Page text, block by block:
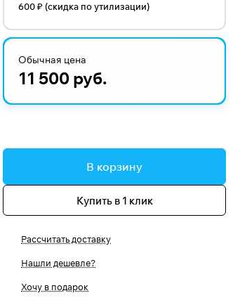
600 ₽ (скидка по утилизации)
Обычная цена
11 500 руб.
В корзину
Купить в 1 клик
Рассчитать доставку
Нашли дешевле?
Хочу в подарок